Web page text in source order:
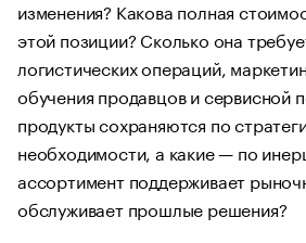
изменения? Какова полная
этой позиции? Сколько она
логистических операций,
обучения продавцов и сервисной
продукты сохраняются по
необходимости, а какие — по
ассортимент поддерживает
обслуживает прошлые решения?